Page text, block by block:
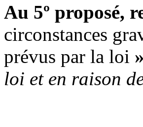
Au 5º proposé,
circonstances
prévus par la loi
loi et en raison